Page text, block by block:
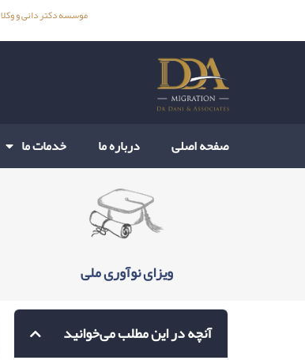
موسسه دکتر دانی و وکلا
صفحه اصلی
درباره ما خدمات ما
ویزای نوآوری ملی
آنچه در این مطلب می‌خوانید